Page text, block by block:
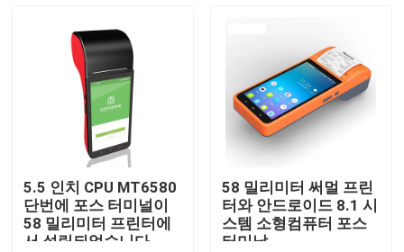
5.5 인치 CPU MT6580
단번에 포스 터미널이
58 밀리미터 프린터에
서 설립되었습니다
58 밀리미터 써멀 프린
터와 안드로이드 8.1 시
스템 소형컴퓨터 포스
터미날